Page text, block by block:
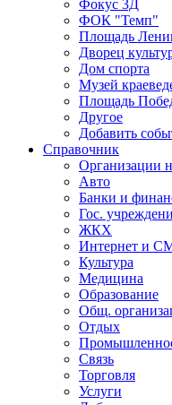
Фокус 3Д
ФОК "Темп"
Площадь
Дворец
Дом спорта
Музей
Площадь
Другое
Добавить
Справочник
Организации
Авто
Банки и
Гос.
ЖКХ
Интернет и
Культура
Медицина
Образование
Общ.
Отдых
Связь
Торговля
Услуги